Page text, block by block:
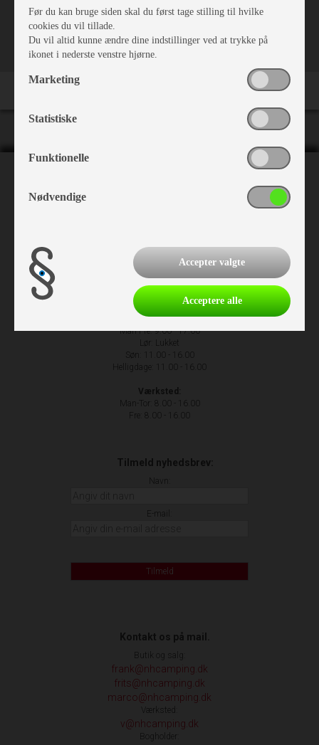
VÆRKSTED
Åbningstider
Man-Fre: 9.00 - 17.00
Lør: Lukket
Søn: 11.00 - 16.00
Helligdage: 11.00 - 16.00
Værksted:
Man-Tor: 8.00 - 16.00
Fre: 8.00 - 16.00
Tilmeld nyhedsbrev:
Navn:
E-mail:
Tilmeld
Kontakt os på mail.
Butik og salg:
frank@nhcamping.dk
frits@nhcamping.dk
marco@nhcamping.dk
Værksted:
v@nhcamping.dk
Bogholder:
Før du kan bruge siden skal du først tage stilling til hvilke
cookies du vil tillade.
Du vil altid kunne ændre dine indstillinger ved at trykke på
ikonet i nederste venstre hjørne.
Marketing
Statistiske
Funktionelle
Nødvendige
Accepter valgte
Acceptere alle